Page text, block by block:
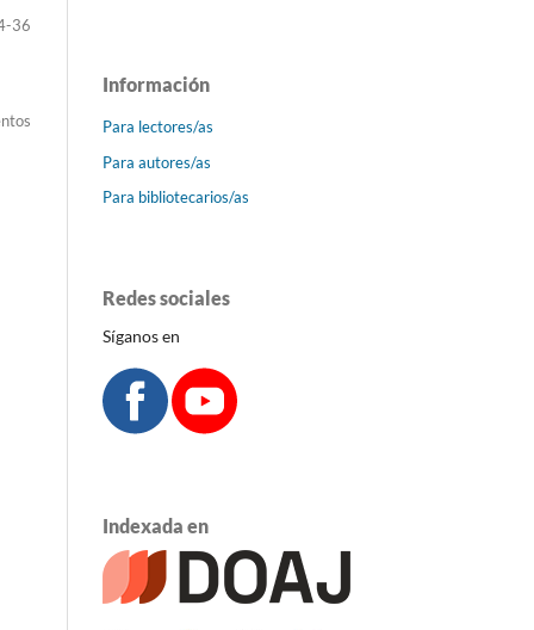
36
Información
Para lectores/as
Para autores/as
Para bibliotecarios/as
Redes sociales
Síganos en
Indexada en